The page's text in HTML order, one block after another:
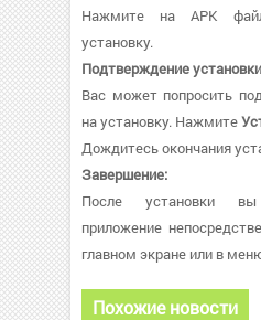
Нажмите на APK
установку.
Подтверждение
Вас может попросить
на установку. Нажмите
Дождитесь окончания
Завершение:
После установки
приложение
главном экране или в
Похожие новости